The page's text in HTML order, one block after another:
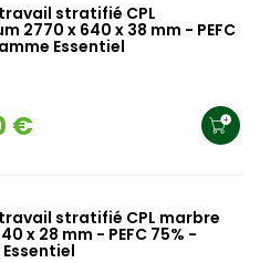
stratifié CPL
2770 x 640 x 38 mm - PEFC
Essentiel
€
stratifié CPL marbre
x 28 mm - PEFC 75% -